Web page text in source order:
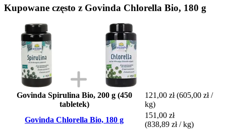
Kupowane często z Govinda Chlorella Bio, 180 g
Govinda Spirulina Bio, 200 g (450
tabletek)
121,00 zł (605,00 zł /
kg)
Govinda Chlorella Bio, 180 g
151,00 zł
(838,89 zł / kg)